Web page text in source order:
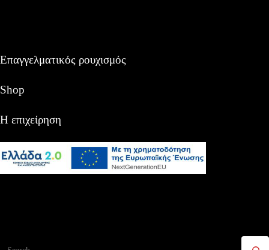
Επαγγελματικός ρουχισμός
Shop
Η επιχείρηση